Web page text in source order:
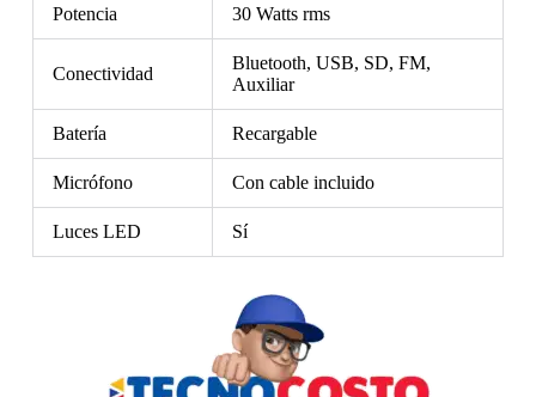
Potencia 30 Watts rms
Conectividad
Bluetooth, USB, SD, FM,
Auxiliar
Batería Recargable
Micrófono Con cable incluido
Luces LED Sí